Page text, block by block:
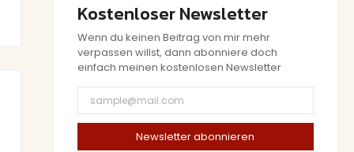
Kostenloser Newsletter
Wenn du keinen Beitrag von mir mehr
verpassen willst, dann abonniere doch
einfach meinen kostenlosen Newsletter
Newsletter abonnieren